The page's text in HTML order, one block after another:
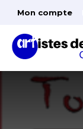
Mon compte